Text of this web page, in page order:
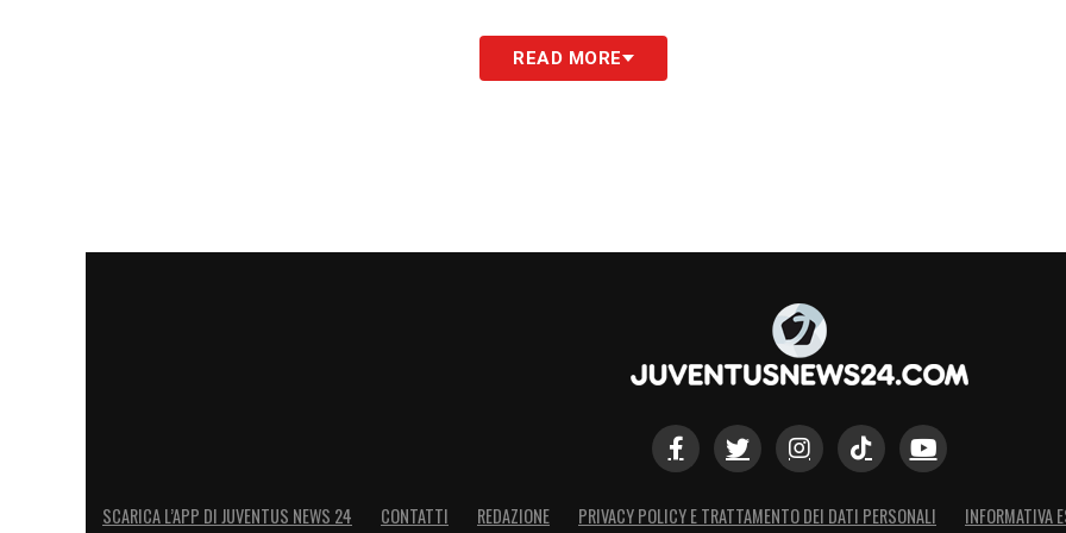
READ MORE
SCARICA L’APP DI JUVENTUS NEWS 24 CONTATTI REDAZIONE PRIVACY POLICY E TRATTAMENTO DEI DATI PERSONALI INFORMATIVA